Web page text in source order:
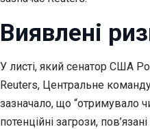
Виявлені
У листі, який сенатор США
Reuters, Центральне
зазначало, що “отримувало
потенційні загрози,